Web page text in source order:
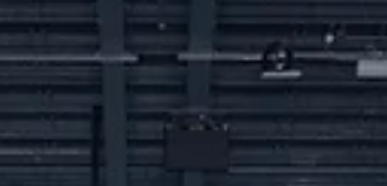
「中國人壽（海外）世界女排
聯賽香港 2025」正式開鑼
奧運冠軍意大利揭幕戰奏凱 日本隊激戰五局挫泰國